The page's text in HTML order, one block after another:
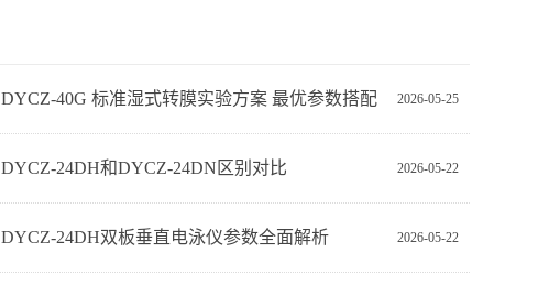
2026-05-25
DYCZ-40G 标准湿式转膜实验方案 最优参数搭配
2026-05-22
DYCZ-24DH和DYCZ-24DN区别对比
2026-05-22
DYCZ-24DH双板垂直电泳仪参数全面解析